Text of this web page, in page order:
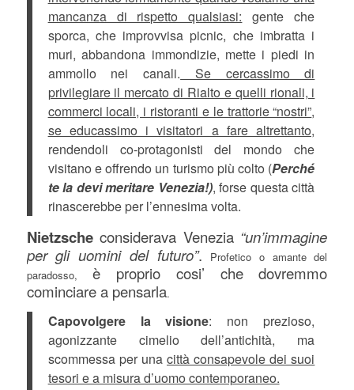
mancanza di rispetto qualsiasi: gente che
sporca, che improvvisa picnic, che imbratta i
muri, abbandona immondizie, mette i piedi in
ammollo nei canali. Se cercassimo di
privilegiare il mercato di Rialto e quelli rionali, i
commerci locali, i ristoranti e le trattorie “nostri”,
se educassimo i visitatori a fare altrettanto,
rendendoli co-protagonisti del mondo che
visitano e offrendo un turismo più colto (Perché
te la devi meritare Venezia!), forse questa città
rinascerebbe per l’ennesima volta.
Nietzscheconsiderava Venezia “un’immagine
per gli uomini del futuro”. Profetico o amante del
paradosso,
è proprio cosi’ che dovremmo
cominciare a pensarla.
Capovolgere la visione: non prezioso,
agonizzante cimelio dell’antichità, ma
scommessa per una città consapevole dei suoi
tesori e a misura d’uomo contemporaneo.